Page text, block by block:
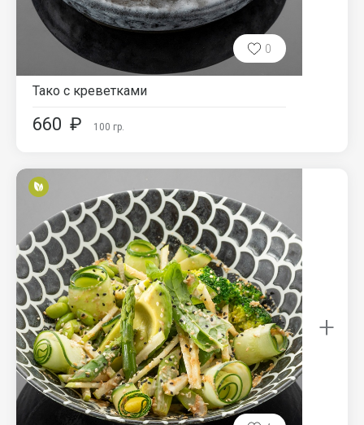
0
Тако с креветками
660 ₽ 100 гр.
+